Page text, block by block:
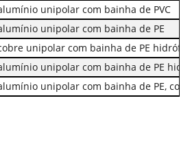
unipolar com bainha de PVC
unipolar com bainha de PE
unipolar com bainha de PE
unipolar com bainha de PE
unipolar com bainha de PE,